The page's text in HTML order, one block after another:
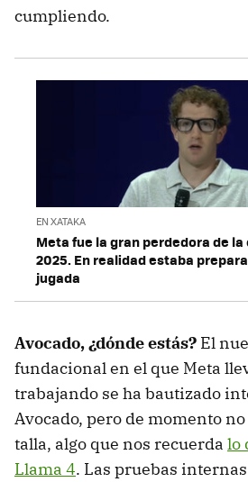
cumpliendo.
EN XATAKA
Meta fue la gran perdedora de
2025. En realidad estaba
jugada
Avocado, ¿dónde estás? El
fundacional en el que Meta
trabajando se ha bautizado
Avocado, pero de momento
talla, algo que nos recuerda lo
Llama 4. Las pruebas